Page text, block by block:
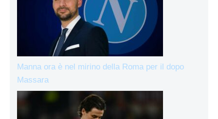
Manna ora è nel mirino della Roma per il dopo
Massara